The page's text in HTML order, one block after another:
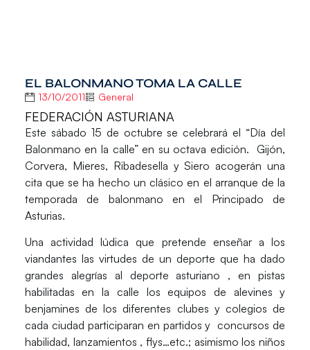
EL BALONMANO TOMA LA CALLE
13/10/2011 General
FEDERACIÓN ASTURIANA
Este sábado 15 de octubre se celebrará el “Día del
Balonmano en la calle” en su octava edición. Gijón,
Corvera, Mieres, Ribadesella y Siero acogerán una
cita que se ha hecho un clásico en el arranque de la
temporada de balonmano en el Principado de
Asturias.
Una actividad lúdica que pretende enseñar a los
viandantes las virtudes de un deporte que ha dado
grandes alegrías al deporte asturiano , en pistas
habilitadas en la calle los equipos de alevines y
benjamines de los diferentes clubes y colegios de
cada ciudad participaran en partidos y concursos de
habilidad, lanzamientos , flys…etc.; asimismo los niños